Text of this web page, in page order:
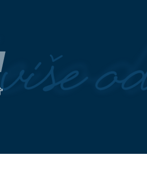
MIŠLJENJA PODIJELJENA
objavio snimak iz apartmana
Zadru i izazvao burnu raspravu